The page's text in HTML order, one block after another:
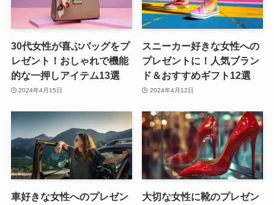
30代女性が喜ぶバッグをプ
レゼント！おしゃれで機能
的な一押しアイテム13選
2024年4月15日
スニーカー好きな女性への
プレゼントに！人気ブラン
ド＆おすすめギフト12選
2024年4月12日
車好きな女性へのプレゼン
大切な女性に靴のプレゼン